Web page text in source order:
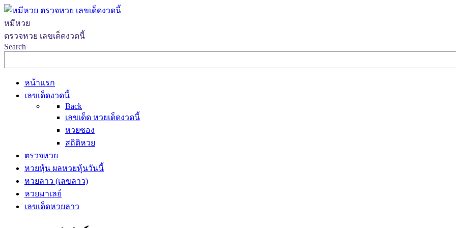
หมีหวย
ตรวจหวย เลขเด็ดงวดนี้
Search
หน้าแรก
เลขเด็ดงวดนี้
Back
เลขเด็ด หวยเด็ดงวดนี้
หวยซอง
สถิติหวย
ตรวจหวย
หวยหุ้น ผลหวยหุ้นวันนี้
หวยลาว (เลขลาว)
หวยมาเลย์
เลขเด็ดหวยลาว